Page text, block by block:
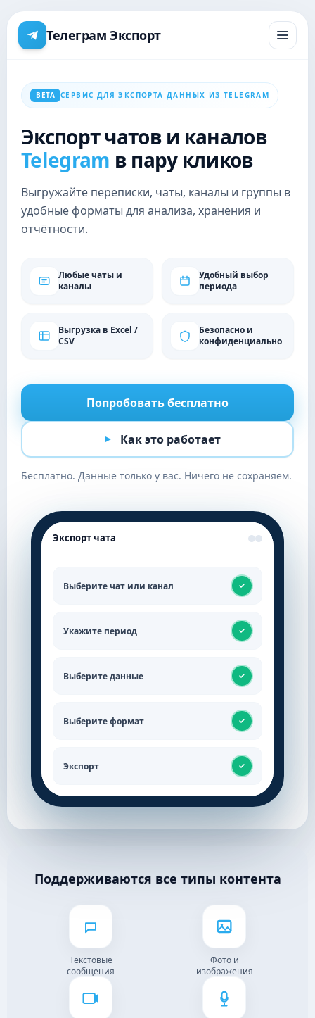
Телеграм Экспорт
BETA СЕРВИС ДЛЯ ЭКСПОРТА ДАННЫХ ИЗ TELEGRAM
Экспорт чатов и каналов
Telegram в пару кликов
Выгружайте переписки, чаты, каналы и группы в
удобные форматы для анализа, хранения и
отчётности.
Любые чаты и
каналы
Удобный выбор
периода
Выгрузка в Excel /
CSV
Безопасно и
конфиденциально
Попробовать бесплатно
Как это работает
Бесплатно. Данные только у вас. Ничего не сохраняем.
Экспорт чата
Выберите чат или канал
Укажите период
Выберите данные
Выберите формат
Экспорт
Поддерживаются все типы контента
Текстовые
сообщения
Фото и
изображения